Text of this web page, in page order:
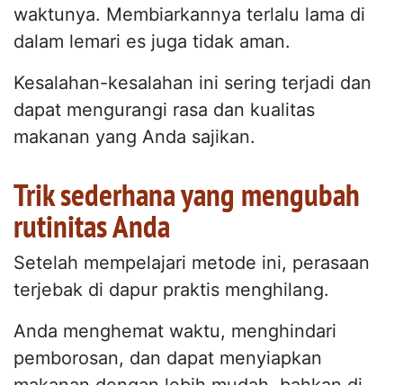
waktunya. Membiarkannya terlalu lama di
dalam lemari es juga tidak aman.
Kesalahan-kesalahan ini sering terjadi dan
dapat mengurangi rasa dan kualitas
makanan yang Anda sajikan.
Trik sederhana yang mengubah
rutinitas Anda
Setelah mempelajari metode ini, perasaan
terjebak di dapur praktis menghilang.
Anda menghemat waktu, menghindari
pemborosan, dan dapat menyiapkan